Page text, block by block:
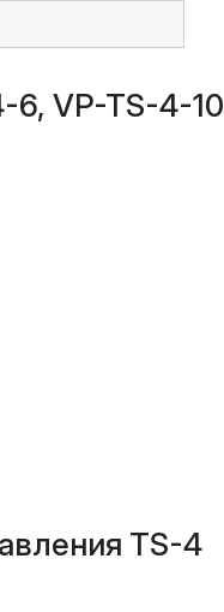
6, VP-TS-4-10
TS-4